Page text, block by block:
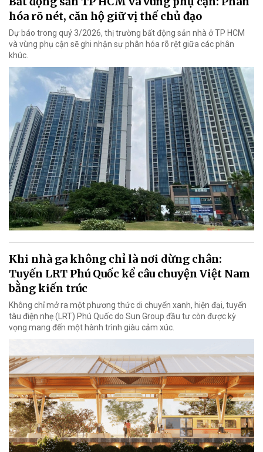
hóa rõ nét, căn hộ giữ vị thế chủ đạo
Dự báo trong quý 3/2026, thị trường bất động sản nhà ở TP HCM
và vùng phụ cận sẽ ghi nhận sự phân hóa rõ rệt giữa các phân
khúc.
Khi nhà ga không chỉ là nơi dừng chân:
Tuyến LRT Phú Quốc kể câu chuyện Việt Nam
bằng kiến trúc
Không chỉ mở ra một phương thức di chuyển xanh, hiện đại, tuyến
tàu điện nhẹ (LRT) Phú Quốc do Sun Group đầu tư còn được kỳ
vọng mang đến một hành trình giàu cảm xúc.